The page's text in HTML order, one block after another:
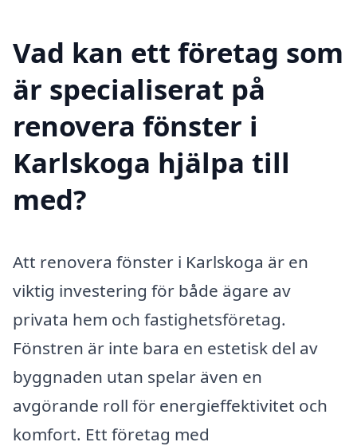
Vad kan ett företag som
är specialiserat på
renovera fönster i
Karlskoga hjälpa till
med?
Att renovera fönster i Karlskoga är en
viktig investering för både ägare av
privata hem och fastighetsföretag.
Fönstren är inte bara en estetisk del av
byggnaden utan spelar även en
avgörande roll för energieffektivitet och
komfort. Ett företag med